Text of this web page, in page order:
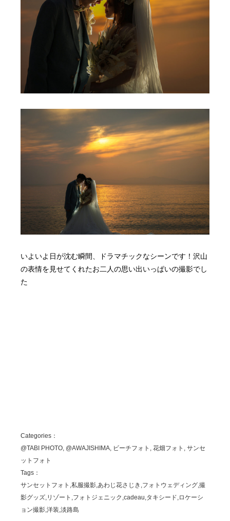
いよいよ日が沈む瞬間、ドラマチックなシーンです！沢山
の表情を見せてくれたお二人の思い出いっぱいの撮影でし
た
Categories：
@TABI PHOTO, @AWAJISHIMA, ビーチフォト, 花畑フォト, サンセ
ットフォト
Tags：
サンセットフォト,私服撮影,あわじ花さじき,フォトウェディング,撮
影グッズ,リゾート,フォトジェニック,cadeau,タキシード,ロケーシ
ョン撮影,洋装,淡路島